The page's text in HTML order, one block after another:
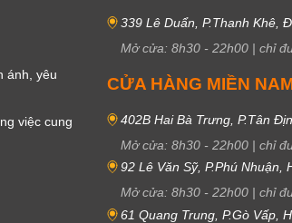
ánh, yêu
việc cung
339 Lê Duẩn, P.Thanh Khê,
Mở cửa: 8h30 - 22h00 | chỉ
CỬA HÀNG MIỀN
402B Hai Bà Trưng, P.Tân
Mở cửa: 8h30 - 22h00 | chỉ
92 Lê Văn Sỹ, P.Phú Nhuận,
Mở cửa: 8h30 - 22h00 | chỉ
61 Quang Trung, P.Gò Vấp,